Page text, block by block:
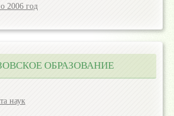
2006 год
ОБРАЗОВАНИЕ
наук